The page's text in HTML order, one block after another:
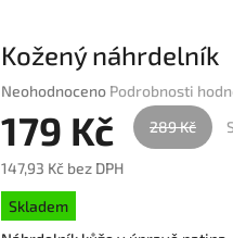
Kožený náhrdelník
Průměrné
produktu
0,0
5
Neohodnoceno Podrobnosti
179 Kč 289 Kč
147,93 Kč bez DPH
Měrná
cena:
Skladem